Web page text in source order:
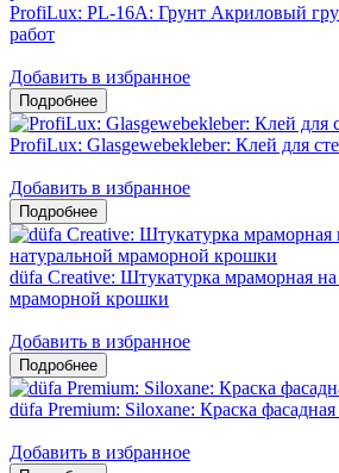
ProfiLux: PL-16A: Грунт Акриловый
работ
Добавить в избранное
ProfiLux: Glasgewebekleber: Клей для
Добавить в избранное
düfa Creative: Штукатурка мраморная
мраморной крошки
Добавить в избранное
düfa Premium: Siloxane: Краска
Добавить в избранное